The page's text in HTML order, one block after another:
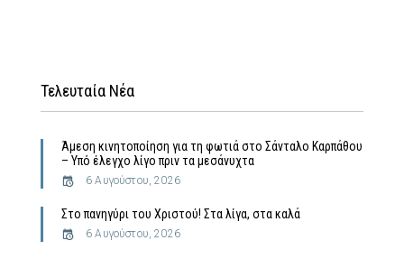
Τελευταία Νέα
Άμεση κινητοποίηση για τη φωτιά στο Σάνταλο Καρπάθου
– Υπό έλεγχο λίγο πριν τα μεσάνυχτα
6 Αυγούστου, 2026
Στο πανηγύρι του Χριστού! Στα λίγα, στα καλά
6 Αυγούστου, 2026